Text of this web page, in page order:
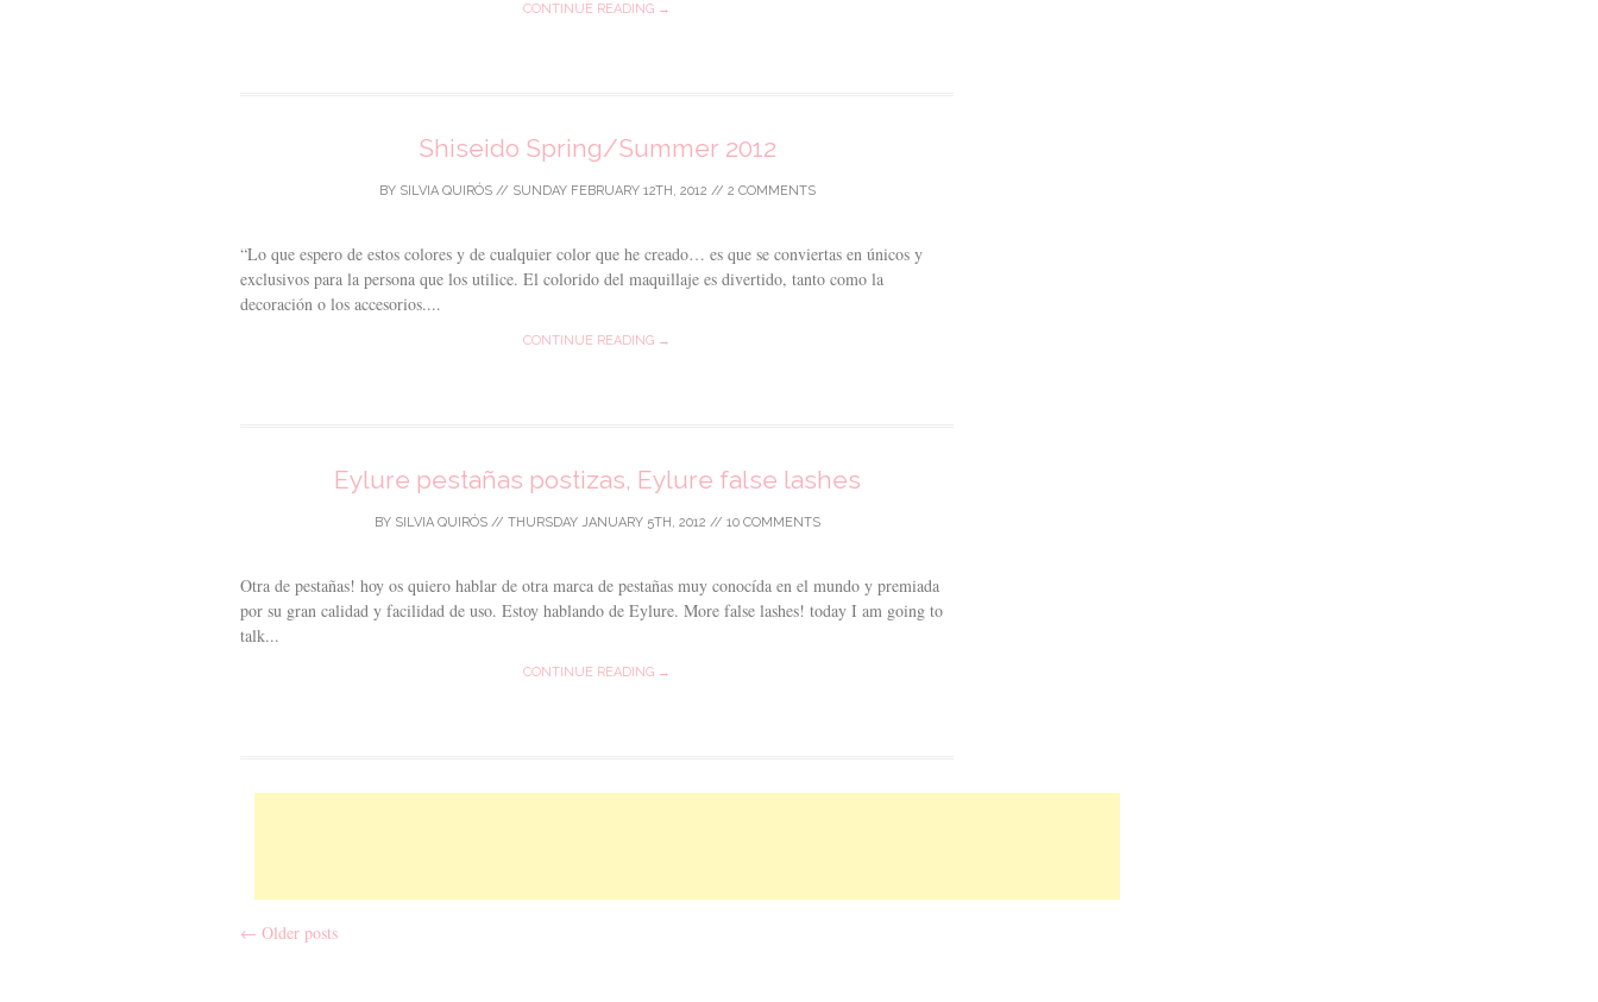
CONTINUE READING →
Shiseido Spring/Summer 2012
BY SILVIA QUIRÓS// SUNDAY FEBRUARY 12TH, 2012 // 2 COMMENTS
“Lo que espero de estos colores y de cualquier color que he creado… es que se conviertas en únicos y
exclusivos para la persona que los utilice. El colorido del maquillaje es divertido, tanto como la
decoración o los accesorios....
CONTINUE READING →
Eylure pestañas postizas, Eylure false lashes
BY SILVIA QUIRÓS// THURSDAY JANUARY 5TH, 2012 // 10 COMMENTS
Otra de pestañas! hoy os quiero hablar de otra marca de pestañas muy conocída en el mundo y premiada
por su gran calidad y facilidad de uso. Estoy hablando de Eylure. More false lashes! today I am going to
talk...
CONTINUE READING →
← Older posts